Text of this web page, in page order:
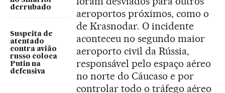
derrubado
Suspeita de
atentado
contra avião
russo coloca
Putin na
defensiva
aeroportos próximos, como o
de Krasnodar. O incidente
aconteceu no segundo maior
aeroporto civil da Rússia,
responsável pelo espaço aéreo
no norte do Cáucaso e por
controlar todo o tráfego aéreo